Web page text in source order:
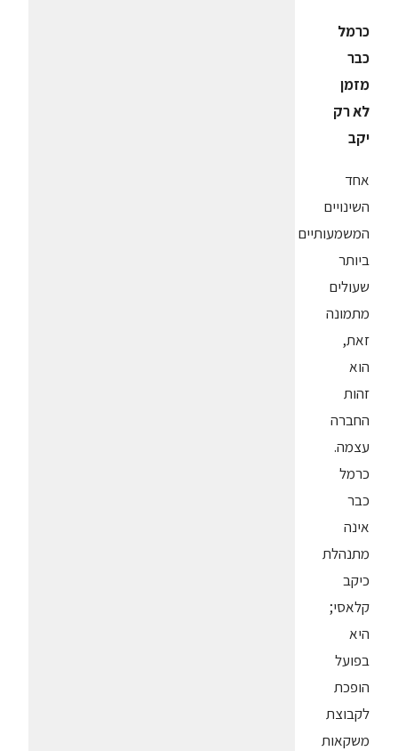
כרמל
כבר
מזמן
לא רק
יקב
אחד
השינויים
המשמעותיים
ביותר
שעולים
מתמונה
זאת,
הוא
זהות
החברה
עצמה.
כרמל
כבר
אינה
מתנהלת
כיקב
קלאסי;
היא
בפועל
הופכת
לקבוצת
משקאות